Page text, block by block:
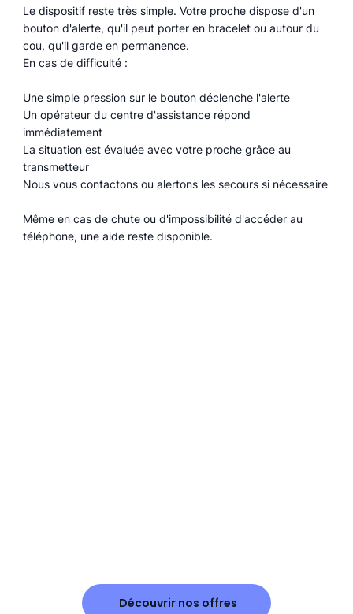
Découvrir nos offres
Le dispositif reste très simple. Votre proche dispose d'un
bouton d'alerte, qu'il peut porter en bracelet ou autour du
cou, qu'il garde en permanence.
En cas de difficulté :
Une simple pression sur le bouton déclenche l'alerte
Un opérateur du centre d'assistance répond
immédiatement
La situation est évaluée avec votre proche grâce au
transmetteur
Nous vous contactons ou alertons les secours si nécessaire
Même en cas de chute ou d'impossibilité d'accéder au
téléphone, une aide reste disponible.